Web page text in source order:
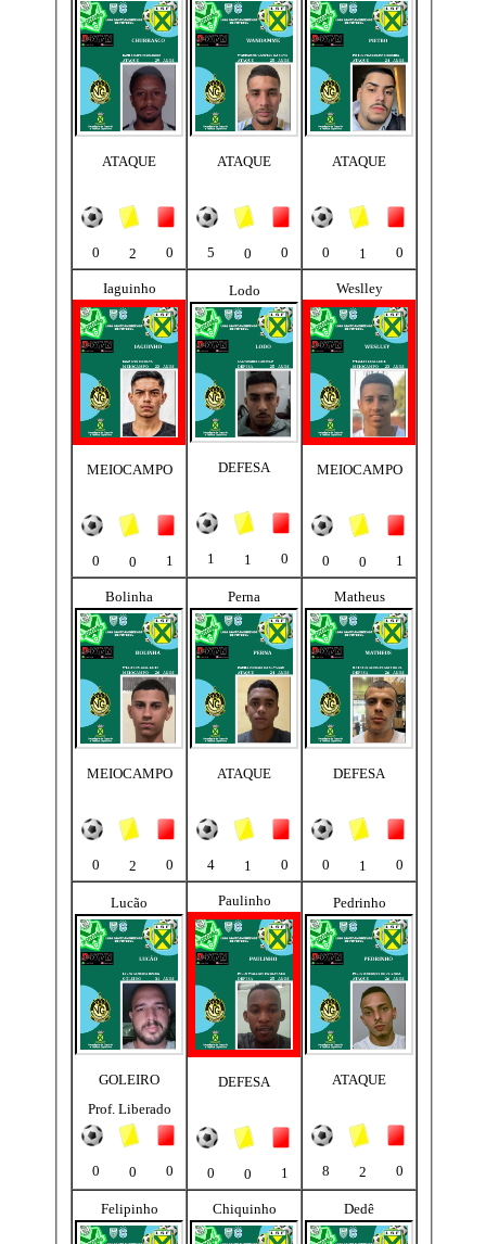
ATAQUE
0 2 0
ATAQUE
5 0 0
ATAQUE
0 1 0
Iaguinho
MEIOCAMPO
0 0 1
Lodo
DEFESA
1 1 0
Weslley
MEIOCAMPO
0 0 1
Bolinha
MEIOCAMPO
0 2 0
Perna
ATAQUE
4 1 0
Matheus
DEFESA
0 1 0
Lucão
GOLEIRO
Prof. Liberado
0 0 0
Paulinho
DEFESA
0 0 1
Pedrinho
ATAQUE
8 2 0
Felipinho Chiquinho Dedê